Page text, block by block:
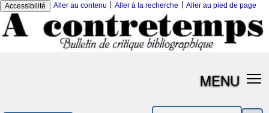
Accessibilité Aller au contenu Aller à la recherche Aller au pied de page
MENU